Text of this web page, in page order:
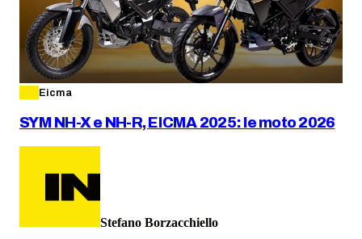
Eicma
SYM NH-X e NH-R, EICMA 2025: le moto 2026
Stefano Borzacchiello